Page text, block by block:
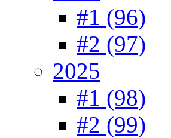
#1 (96)
#2 (97)
2025
#1 (98)
#2 (99)